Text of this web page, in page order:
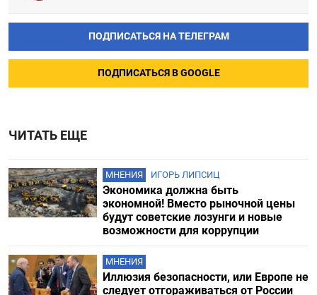
ПОДПИСАТЬСЯ НА ТЕЛЕГРАМ
ПОДПИСАТЬСЯ В GOOGLE
ЧИТАТЬ ЕЩЕ
МНЕНИЯ ИГОРЬ ЛИПСИЦ
Экономика должна быть
экономной! Вместо рыночной цены
будут советские лозунги и новые
возможности для коррупции
МНЕНИЯ
Иллюзия безопасности, или Европе не
следует отгораживаться от России